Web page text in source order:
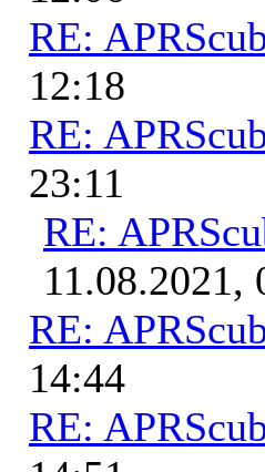
RE:
12:18
RE:
23:11
RE:
11.08.2021,
RE:
14:44
RE: